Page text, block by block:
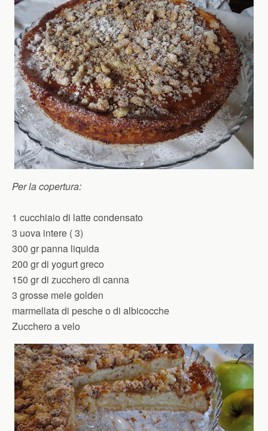
Per la copertura:
1 cucchiaio di latte condensato
3 uova intere ( 3)
300 gr panna liquida
200 gr di yogurt greco
150 gr di zucchero di canna
3 grosse mele golden
marmellata di pesche o di albicocche
Zucchero a velo